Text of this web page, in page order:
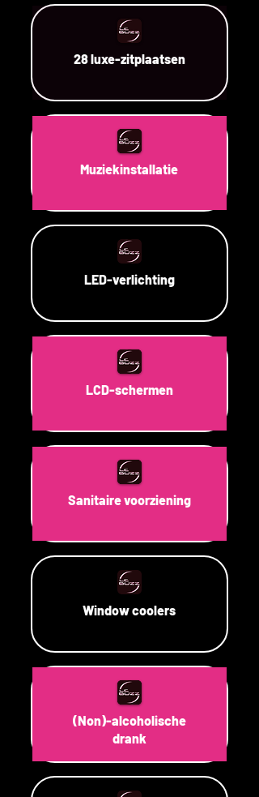
28 luxe-zitplaatsen
Muziekinstallatie
LED-verlichting
LCD-schermen
Sanitaire voorziening
Window coolers
(Non)-alcoholische
drank